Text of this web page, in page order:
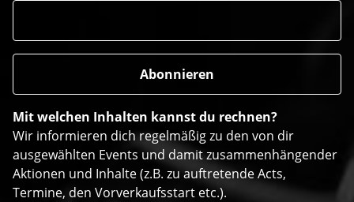
Mit welchen Inhalten kannst du rechnen?
Wir informieren dich regelmäßig zu den von dir
ausgewählten Events und damit zusammenhängender
Aktionen und Inhalte (z.B. zu auftretende Acts,
Termine, den Vorverkaufsstart etc.).